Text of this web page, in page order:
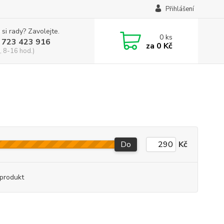
Přihlášení
rady? Zavolejte.
423 916
8-16 hod.)
0ks
za 0 Kč
Do Kč